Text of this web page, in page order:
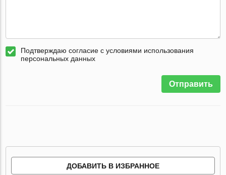
Подтверждаю согласие с условиями использования
персональных данных
Отправить
ДОБАВИТЬ В ИЗБРАННОЕ